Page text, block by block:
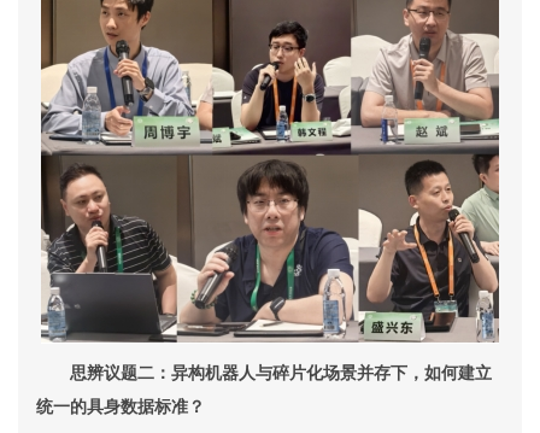
思辨议题二：异构机器人与碎片化场景并存下，如何建立
统一的具身数据标准？